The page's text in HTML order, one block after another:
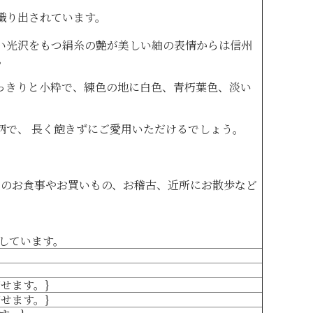
出されています。
沢をもつ絹糸の艶が美しい紬の表情からは信州
りと小粋で、練色の地に白色、青朽葉色、淡い
、 長く飽きずにご愛用いただけるでしょう。
お食事やお買いもの、お稽古、近所にお散歩など
ています。
ます。}
ます。}